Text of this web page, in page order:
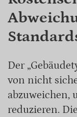
Der
von nicht
abzuweichen,
reduzieren.